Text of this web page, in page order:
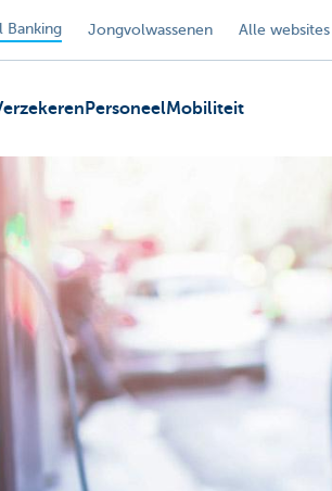
Banking Jongvolwassenen Alle websites
PersoneelMobiliteit